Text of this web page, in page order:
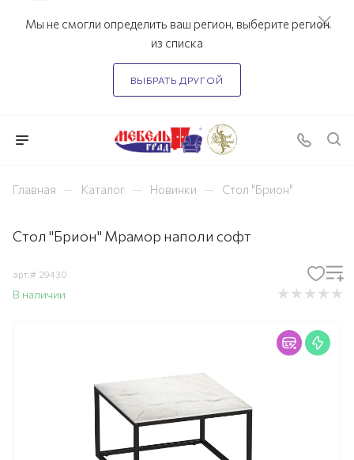
Мы не смогли определить ваш регион, выберите регион
из списка
ВЫБРАТЬ ДРУГОЙ
Главная — Каталог — Новинки — Стол "Брион"
Стол "Брион" Мрамор наполи софт
арт.# 29430
В наличии